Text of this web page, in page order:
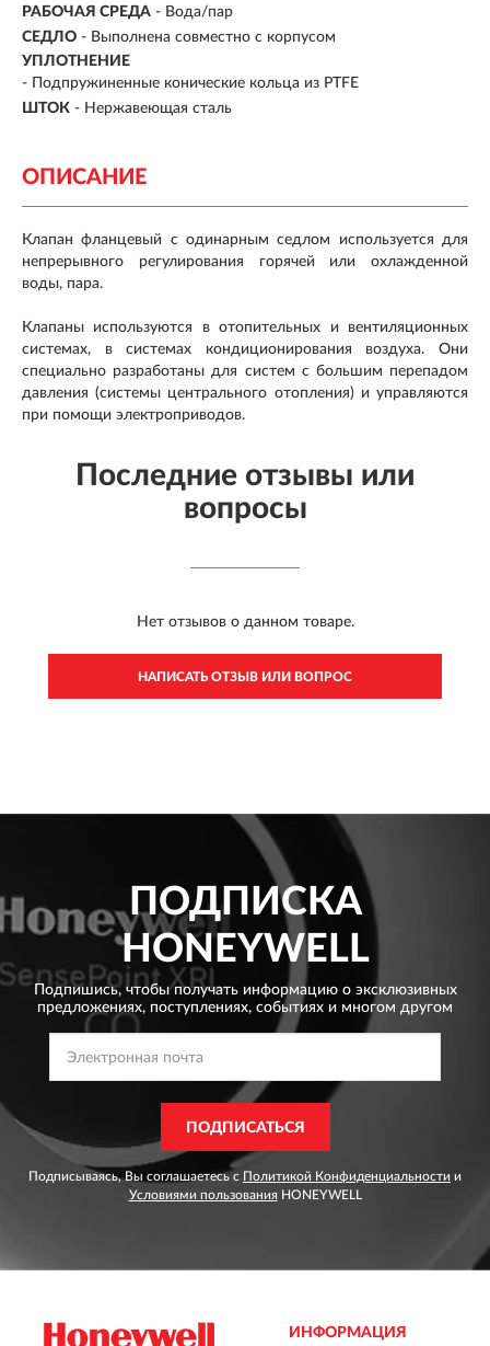
РАБОЧАЯ СРЕДА - Вода/пар
СЕДЛО - Выполнена совместно с корпусом
УПЛОТНЕНИЕ
- Подпружиненные конические кольца из PTFE
ШТОК - Нержавеющая сталь
ОПИСАНИЕ
Клапан фланцевый с одинарным седлом используется для
непрерывного регулирования горячей или охлажденной
воды, пара.
Клапаны используются в отопительных и вентиляционных
системах, в системах кондиционирования воздуха. Они
специально разработаны для систем с большим перепадом
давления (системы центрального отопления) и управляются
при помощи электроприводов.
Последние отзывы или
вопросы
Нет отзывов о данном товаре.
НАПИСАТЬ ОТЗЫВ ИЛИ ВОПРОС
ПОДПИСКА
HONEYWELL
Подпишись, чтобы получать информацию о эксклюзивных
предложениях, поступлениях, событиях и многом другом
ПОДПИСАТЬСЯ
Подписываясь, Вы соглашаетесь с Политикой Конфиденциальности и
Условиями пользованияHONEYWELL
ИНФОРМАЦИЯ